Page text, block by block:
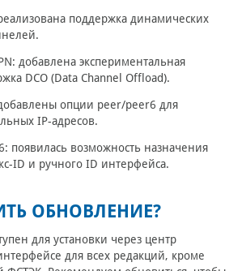
поддержка динамических
добавлена экспериментальная
DCO (Data Channel Offload).
опции peer/peer6 для
IP-адресов.
появилась возможность назначения
ID и ручного ID интерфейса.
ОБНОВЛЕНИЕ?
для установки через центр
для всех редакций, кроме